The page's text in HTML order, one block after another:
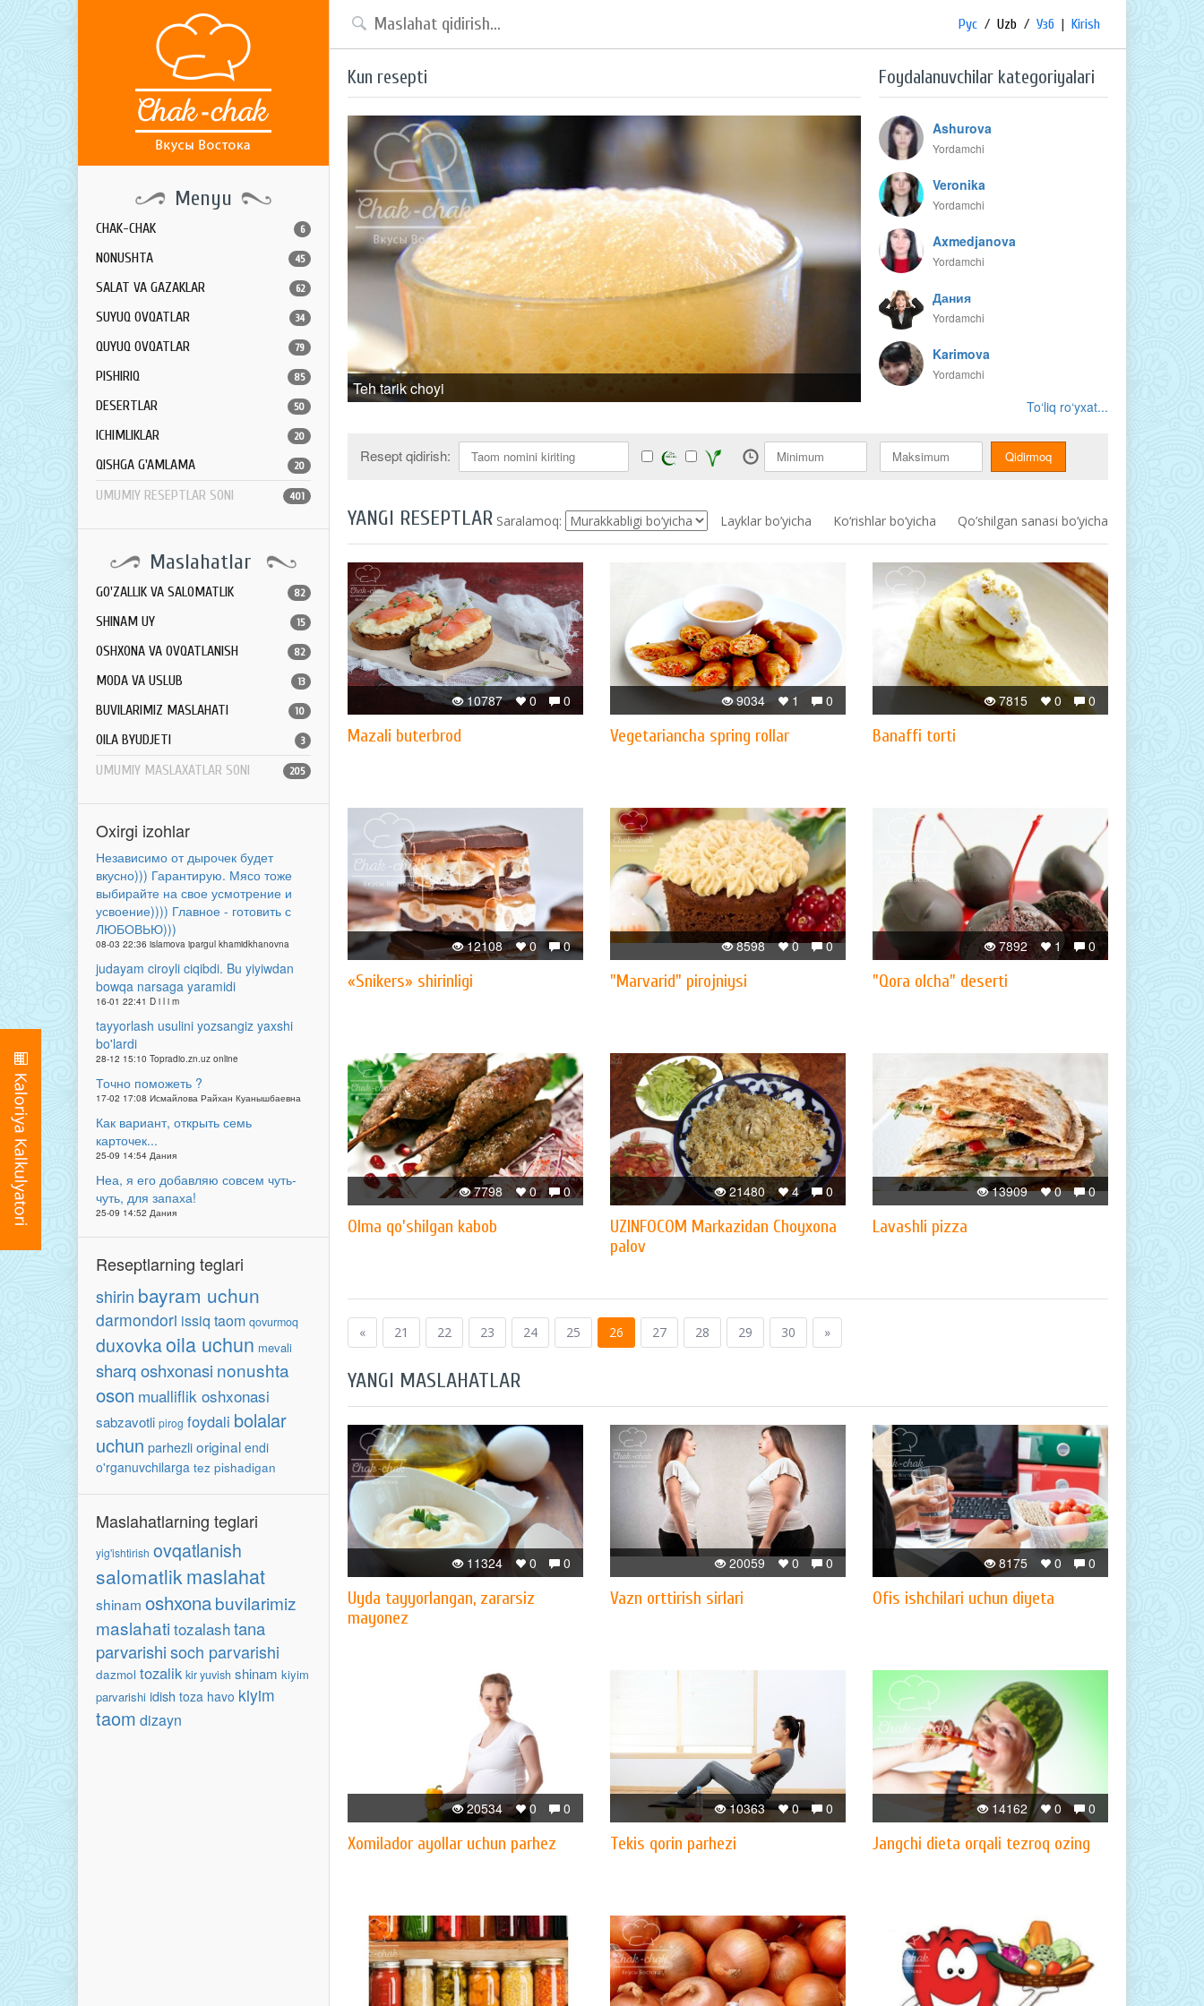
Menyu
CHAK-CHAK 6
NONUSHTA 45
SALAT VA GAZAKLAR 62
SUYUQ OVQATLAR 34
QUYUQ OVQATLAR 79
PISHIRIQ 85
DESERTLAR 50
ICHIMLIKLAR 20
QISHGA G'AMLAMA 20
UMUMIY RESEPTLAR SONI 401
Maslahatlar
GO'ZALLIK VA SALOMATLIK 82
SHINAM UY 15
OSHXONA VA OVQATLANISH 82
MODA VA USLUB 13
BUVILARIMIZ MASLAHATI 10
OILA BYUDJETI 3
UMUMIY MASLAXATLAR SONI 205
Oxirgi izohlar
Независимо от дырочек будет
вкусно))) Гарантирую. Мясо тоже
выбирайте на свое усмотрение и
усвоение)))) Главное - готовить с
ЛЮБОВЬЮ)))
08-03 22:36 islamova ipargul khamidkhanovna
judayam ciroyli ciqibdi. Bu yiyiwdan
bowqa narsaga yaramidi
16-01 22:41 D i l i m
tayyorlash usulini yozsangiz yaxshi
bo'lardi
28-12 15:10 Topradio.zn.uz online
Точно поможеть ?
17-02 17:08 Исмайлова Райхан Куанышбаевна
Как вариант, открыть семь
карточек...
25-09 14:54 Дания
Неа, я его добавляю совсем чуть-
чуть, для запаха!
25-09 14:52 Дания
Reseptlarning teglari
shirin bayram uchun
darmondori issiq taom qovurmoq
duxovkaoila uchun mevali
sharq oshxonasi nonushta
oson mualliflik oshxonasi
sabzavotli pirog foydali bolalar
uchun parhezlioriginal endi
o'rganuvchilarga tez pishadigan
Maslahatlarning teglari
yig'ishtirish ovqatlanish
salomatlikmaslahat
shinam oshxonabuvilarimiz
maslahati tozalashtana
parvarishisoch parvarishi
dazmol tozalik kir yuvish shinam kiyim
parvarishi idish toza havo kiyim
taom dizayn
Рус / Uzb / Узб | Kirish
Kun resepti
Teh tarik choyi
Foydalanuvchilar kategoriyalari
Ashurova
Yordamchi
Veronika
Yordamchi
Axmedjanova
Yordamchi
Дания
Yordamchi
Karimova
Yordamchi
To‘liq ro‘yxat...
Resept qidirish:
YANGI RESEPTLAR Saralamoq: Layklar bo’yicha Ko‘rishlar bo‘yicha Qo’shilgan sanasi bo’yicha
0
0
10787
Mazali buterbrod
0
1
9034
Vegetariancha spring rollar
0
0
7815
Banaffi torti
0
0
12108
«Snikers» shirinligi
0
0
8598
"Marvarid" pirojniysi
0
1
7892
"Qora olcha" deserti
0
0
7798
Olma qo'shilgan kabob
0
4
21480
UZINFOCOM Markazidan Choyxona
palov
0
0
13909
Lavashli pizza
« 21 22 23 24 25 26 27 28 29 30 »
YANGI MASLAHATLAR
0
0
11324
Uyda tayyorlangan, zararsiz
mayonez
0
0
20059
Vazn orttirish sirlari
0
0
8175
Ofis ishchilari uchun diyeta
0
0
20534
Xomilador ayollar uchun parhez
0
0
10363
Tekis qorin parhezi
0
0
14162
Jangchi dieta orqali tezroq ozing